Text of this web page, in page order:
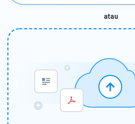
atau